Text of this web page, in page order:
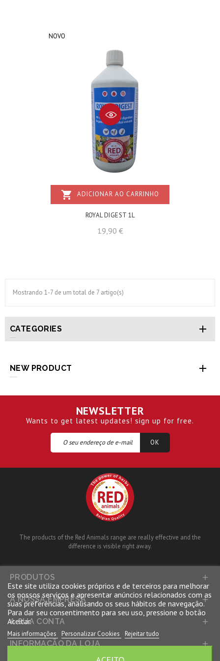
NOVO
shopping_cart ADICIONAR AO CARRINHO
ROYAL DIGEST 1L
19,90 €Preço
Mostrando 1-7 de um total de 7 artigo(s)
CATEGORIES 
NEW PRODUCT 
NEWSLETTER
Wants to get latest updates! sign up for free.
The products of the Red Animals range are really effective and the
difference is visible right away.
PRODUTOS 
A NOSSA EMPRESA 
A SUA CONTA 
INFORMAÇÃO DA LOJA 
Este site utiliza cookies próprios e de terceiros para melhorar
os nossos serviços e apresentar anúncios relacionados com as
suas preferências, analisando os seus hábitos de navegação.
Para dar seu consentimento para seu uso, pressione o botão
Aceitar.
Mais informações Personalizar Cookies Rejeitar tudo